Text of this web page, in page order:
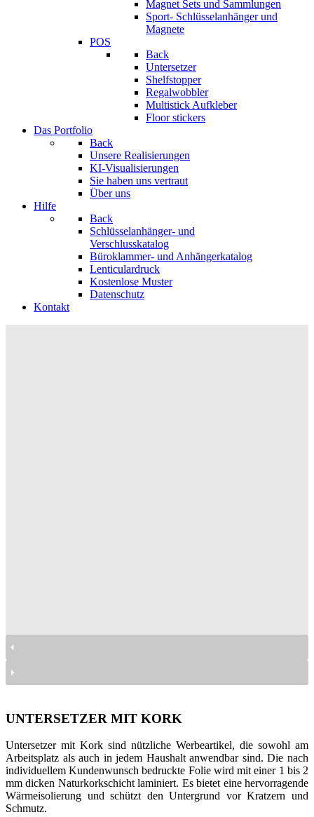
Magnet Sets und Sammlungen
Sport- Schlüsselanhänger und
Magnete
POS
Back
Untersetzer
Shelfstopper
Regalwobbler
Multistick Aufkleber
Floor stickers
Das Portfolio
Back
Unsere Realisierungen
KI-Visualisierungen
Sie haben uns vertraut
Über uns
Hilfe
Back
Schlüsselanhänger- und
Verschlusskatalog
Büroklammer- und Anhängerkatalog
Lenticulardruck
Kostenlose Muster
Datenschutz
Kontakt
UNTERSETZER MIT KORK
Untersetzer mit Kork sind nützliche Werbeartikel, die sowohl am
Arbeitsplatz als auch in jedem Haushalt anwendbar sind. Die nach
individuellem Kundenwunsch bedruckte Folie wird mit einer 1 bis 2
mm dicken Naturkorkschicht laminiert. Es bietet eine hervorragende
Wärmeisolierung und schützt den Untergrund vor Kratzern und
Schmutz.